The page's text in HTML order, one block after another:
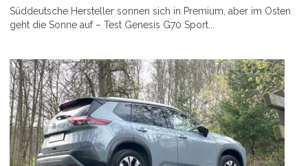
Süddeutsche Hersteller sonnen sich in Premium, aber im Osten
geht die Sonne auf – Test Genesis G70 Sport...